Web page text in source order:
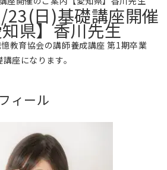
日)基礎講座開催
県】香川先生
教育協会の講師養成講座 第1期卒業
座になります。
ィール